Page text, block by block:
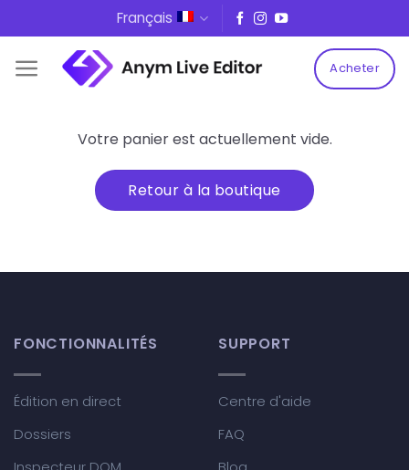
to
content
Français
Acheter
Votre panier est actuellement vide.
Retour à la boutique
FONCTIONNALITÉS
Édition en direct
Dossiers
SUPPORT
Centre d'aide
FAQ